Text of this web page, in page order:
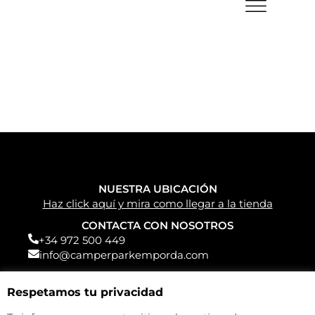
NUESTRA UBICACIÓN
Haz click aquí y mira como llegar a la tienda
CONTACTA CON NOSOTROS
+34 972 500 449
info@camperparkemporda.com
Respetamos tu privacidad